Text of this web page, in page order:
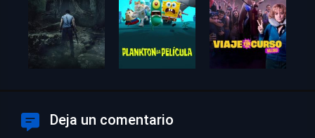
Deja un comentario